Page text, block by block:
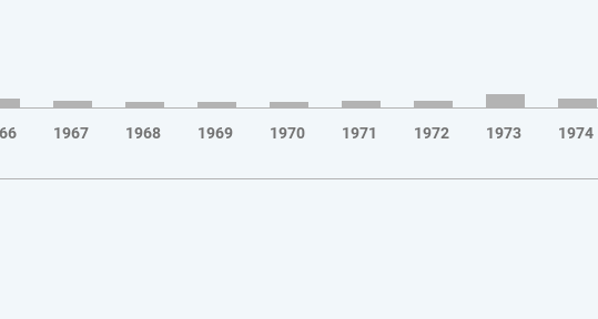
1967 1968 1969 1970 1971 1972 1973 1974